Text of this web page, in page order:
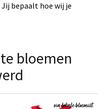
bepaalt hoe wij je
bloemen